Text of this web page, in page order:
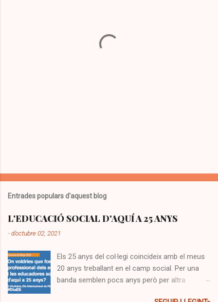
Entrades populars d'aquest blog
L'EDUCACIÓ SOCIAL D'AQUÍ A 25 ANYS
-d’octubre 02, 2021
Els 25 anys del col·legi coincideix amb el meus
20 anys treballant en el camp social. Per una
banda semblen pocs anys però per altra